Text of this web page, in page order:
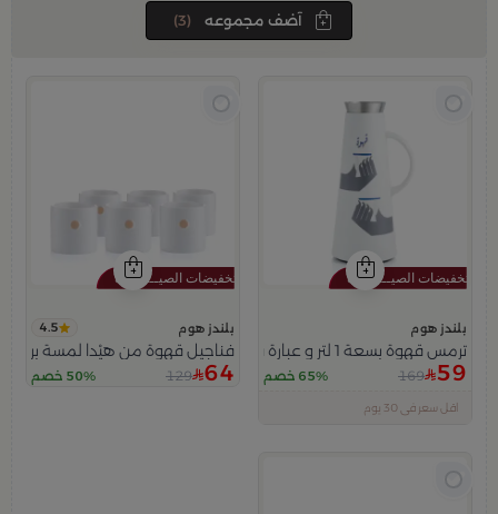
(3)
بلندز هوم
ترمس قهوة بسعة 1 لتر و عبارة قهوة من هيْدا
59
169 65% خصم
اقل سعر في 30 يوم
بلندز هوم 4.5
فناجيل قهوة من هيْدا لمسة
64
129 50% خصم